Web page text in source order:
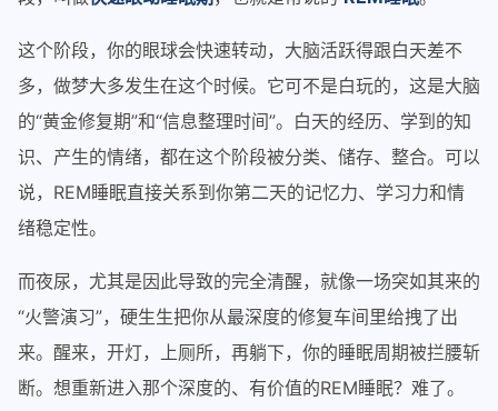
这个阶段，你的眼球会快速转动，大脑活跃得跟白天差不
多，做梦大多发生在这个时候。它可不是白玩的，这是大脑
的“黄金修复期”和“信息整理时间”。白天的经历、学到的知
识、产生的情绪，都在这个阶段被分类、储存、整合。可以
说，REM睡眠直接关系到你第二天的记忆力、学习力和情
绪稳定性。
而夜尿，尤其是因此导致的完全清醒，就像一场突如其来的
“火警演习”，硬生生把你从最深度的修复车间里给拽了出
来。醒来，开灯，上厕所，再躺下，你的睡眠周期被拦腰斩
断。想重新进入那个深度的、有价值的REM睡眠？难了。